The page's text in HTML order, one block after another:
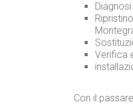
Verifica
Con il